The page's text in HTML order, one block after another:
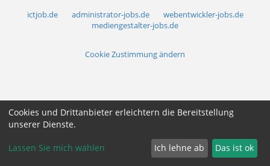
ictjob.de administrator-jobs.de
webentwickler-jobs.de
mediengestalter-jobs.de
Cookie Zustimmung ändern
Cookies und Drittanbieter erleichtern die Bereitstellung
unserer Dienste.
Lassen Sie mich wählen Ich lehne ab Das ist ok